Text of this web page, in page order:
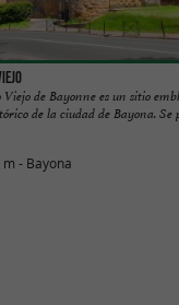
de Bayonne es un sitio
de la ciudad de Bayona. Se
- Bayona